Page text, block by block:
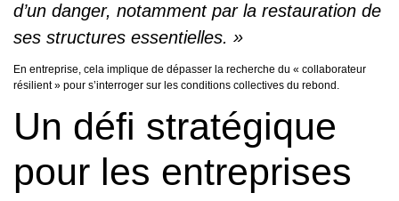
d’un danger, notamment par la restauration de
ses structures essentielles. »
En entreprise, cela implique de dépasser la recherche du « collaborateur
résilient » pour s’interroger sur les conditions collectives du rebond.
Un défi stratégique
pour les entreprises